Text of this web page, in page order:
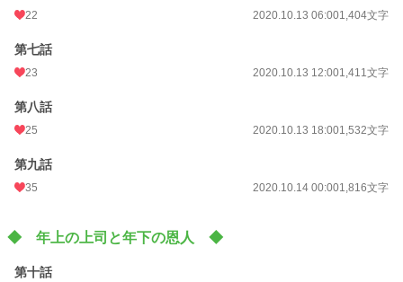
22 2020.10.13 06:001,404文字
第七話
23 2020.10.13 12:001,411文字
第八話
25 2020.10.13 18:001,532文字
第九話
35 2020.10.14 00:001,816文字
◆ 年上の上司と年下の恩人 ◆
第十話